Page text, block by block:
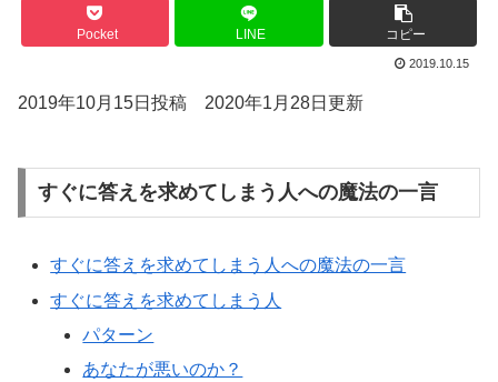
Pocket LINE コピー
2019.10.15
2019年10月15日投稿 2020年1月28日更新
すぐに答えを求めてしまう人への魔法の一言
すぐに答えを求めてしまう人への魔法の一言
すぐに答えを求めてしまう人
パターン
あなたが悪いのか？